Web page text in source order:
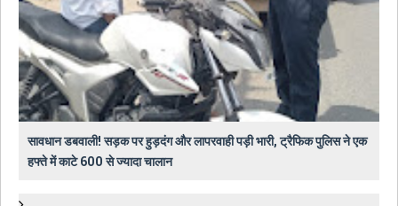
सावधान डबवाली! सड़क पर हुड़दंग और लापरवाही पड़ी भारी, ट्रैफिक पुलिस ने एक
हफ्ते में काटे 600 से ज्यादा चालान